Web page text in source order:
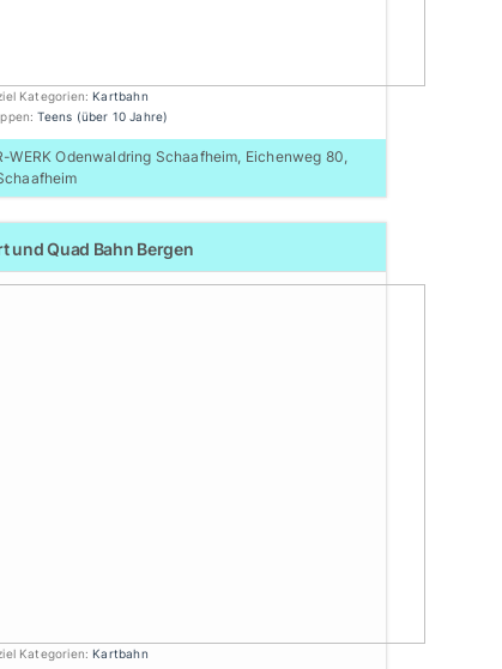
Kategorien:Kartbahn
Teens (über 10 Jahre)
WERK Odenwaldring Schaafheim, Eichenweg 80,
und Quad Bahn Bergen
Kategorien:Kartbahn